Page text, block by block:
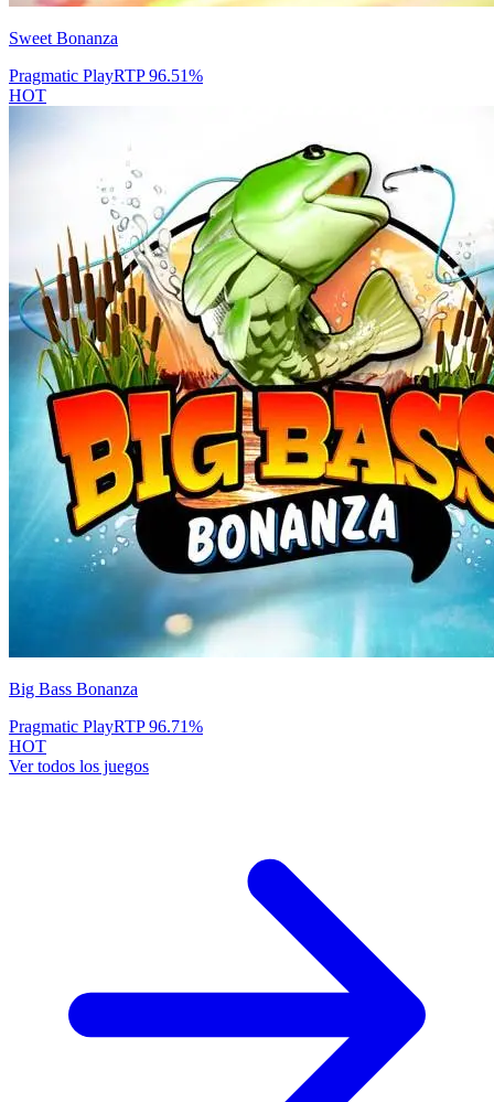
Sweet Bonanza
Pragmatic PlayRTP96.51%
HOT
Big Bass Bonanza
Pragmatic PlayRTP96.71%
HOT
Ver todos los juegos